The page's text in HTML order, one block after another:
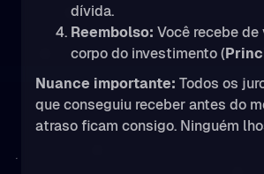
dívida.
Reembolso: Você recebe
corpo do investimento (
Nuance importante: Todos os
que conseguiu receber antes do
atraso ficam consigo. Ninguém